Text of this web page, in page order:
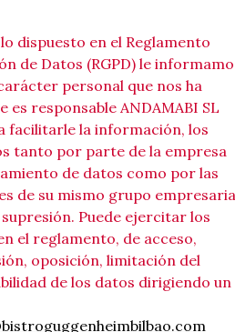
dispuesto en el Reglamento
de Datos (RGPD) le
personal que nos ha
es responsable ANDAMABI SL
facilitarle la información, los
tanto por parte de la empresa
de datos como por las
de su mismo grupo
Puede ejercitar los
el reglamento, de acceso,
oposición, limitación del
de los datos dirigiendo un